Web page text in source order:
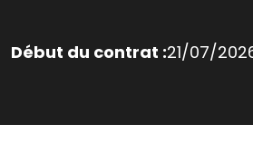
Début du contrat :21/07/